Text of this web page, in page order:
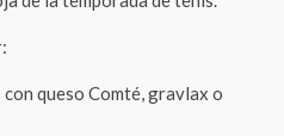
con queso Comté, gravlax o